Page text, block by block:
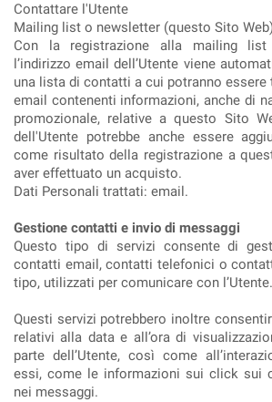
Contattare l'Utente
Mailing list o newsletter (questo Sito Web)
Con la registrazione alla mailing
l’indirizzo email dell’Utente viene
una lista di contatti a cui potranno
email contenenti informazioni, anche di
promozionale, relative a questo Sito
dell'Utente potrebbe anche essere
come risultato della registrazione a
aver effettuato un acquisto.
Dati Personali trattati: email.
Gestione contatti e invio di messaggi
Questo tipo di servizi consente di
contatti email, contatti telefonici o
tipo, utilizzati per comunicare con l’Utente.
Questi servizi potrebbero inoltre
relativi alla data e all’ora di
parte dell’Utente, così come
essi, come le informazioni sui click sui
nei messaggi.